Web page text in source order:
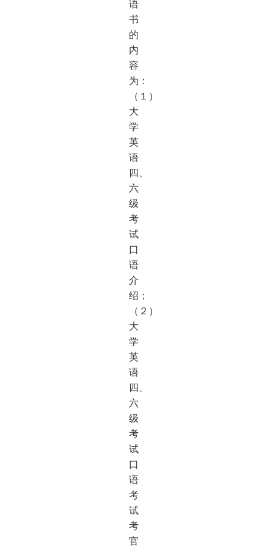
语
书
的
内
容
为：
（１）
大
学
英
语
四、
六
级
考
试
口
语
介
绍；
（２）
大
学
英
语
四、
六
级
考
试
口
语
考
试
考
官